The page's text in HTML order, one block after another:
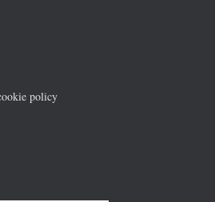
policy